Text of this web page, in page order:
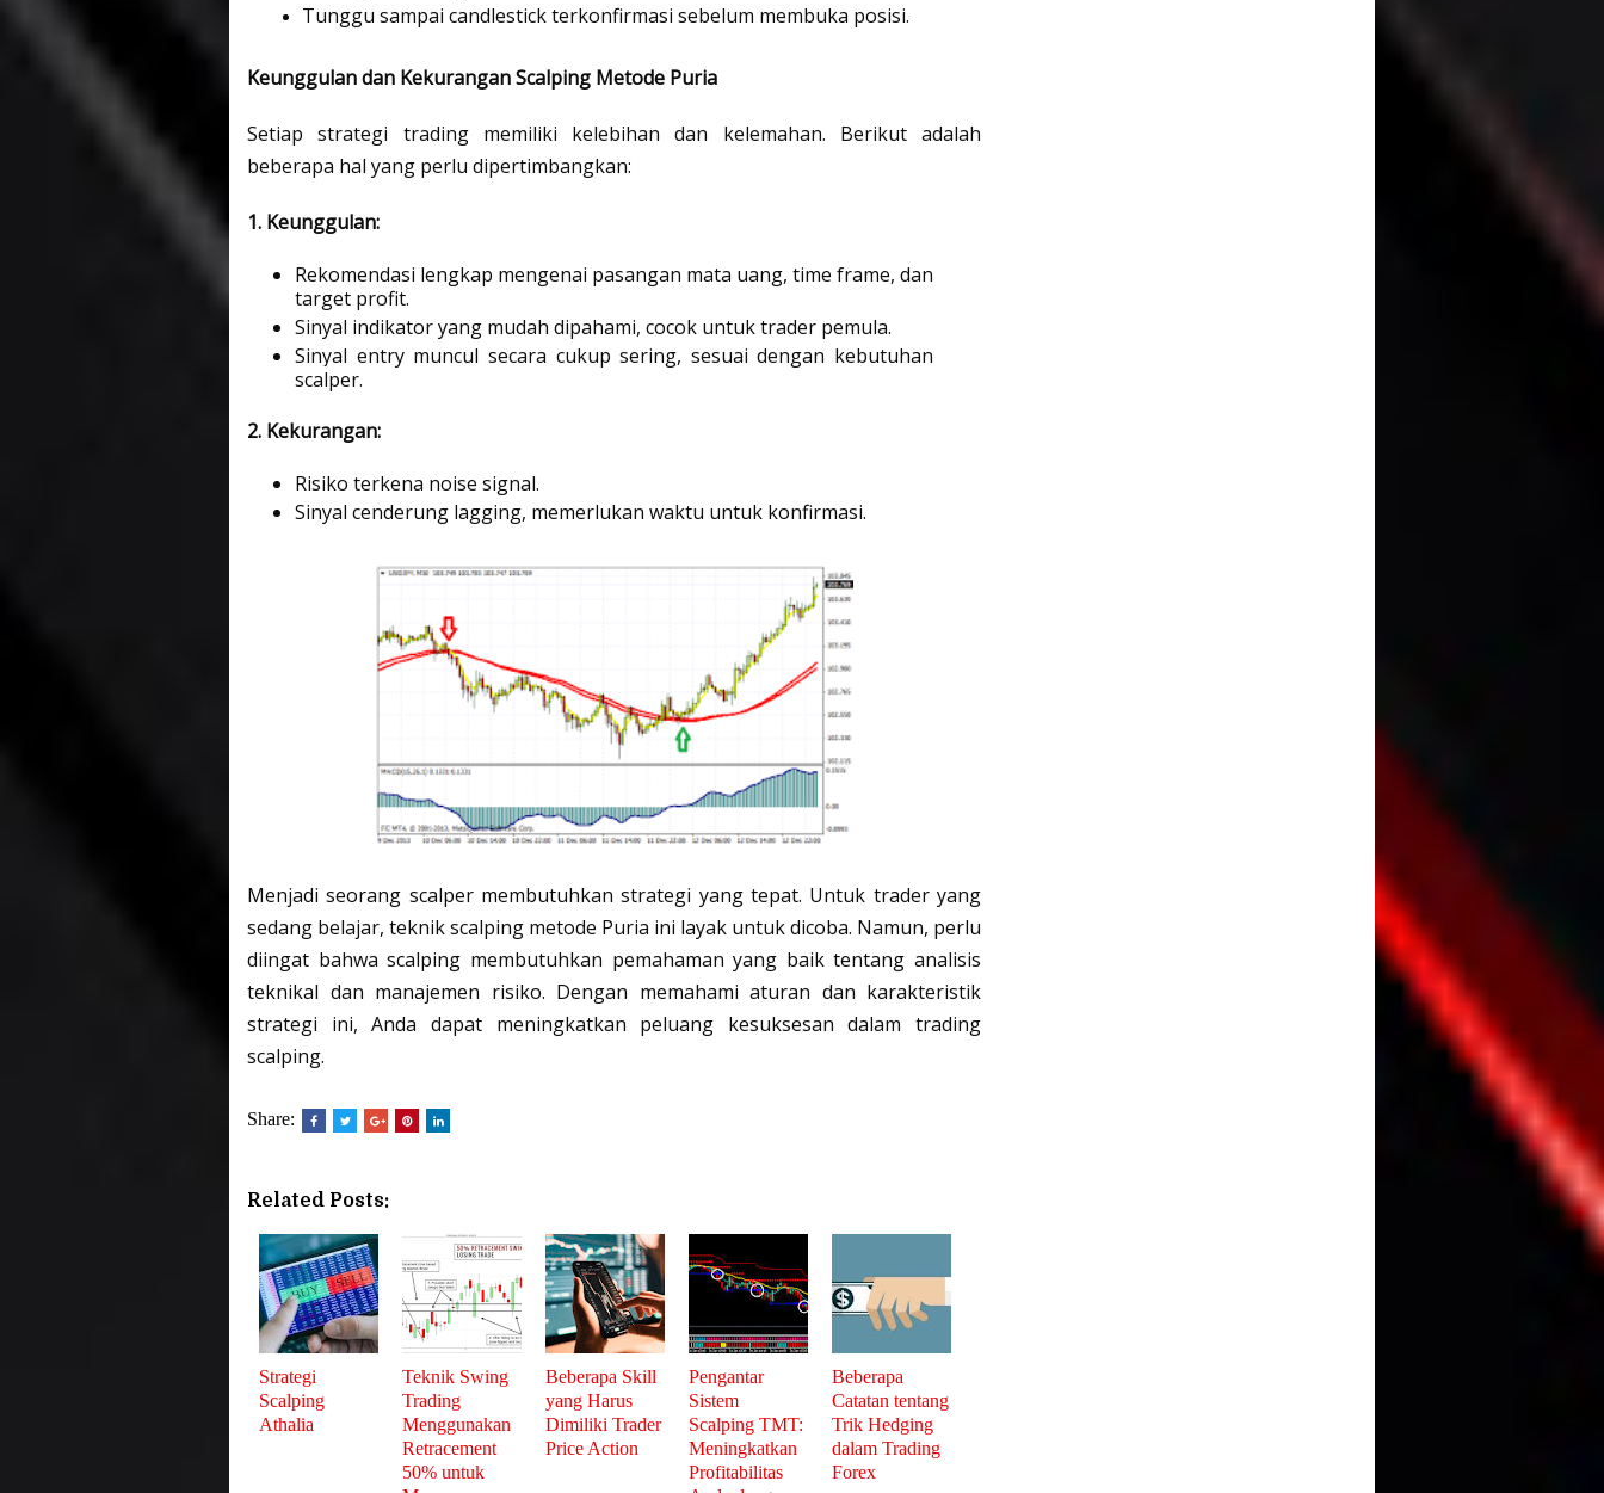
Tunggu sampai candlestick terkonfirmasi sebelum membuka posisi.
Keunggulan dan Kekurangan Scalping Metode Puria
Setiap strategi trading memiliki kelebihan dan kelemahan. Berikut adalah
beberapa hal yang perlu dipertimbangkan:
1. Keunggulan:
Rekomendasi lengkap mengenai pasangan mata uang, time frame, dan
target profit.
Sinyal indikator yang mudah dipahami, cocok untuk trader pemula.
Sinyal entry muncul secara cukup sering, sesuai dengan kebutuhan
scalper.
2. Kekurangan:
Risiko terkena noise signal.
Sinyal cenderung lagging, memerlukan waktu untuk konfirmasi.
Menjadi seorang scalper membutuhkan strategi yang tepat. Untuk trader yang
sedang belajar, teknik scalping metode Puria ini layak untuk dicoba. Namun, perlu
diingat bahwa scalping membutuhkan pemahaman yang baik tentang analisis
teknikal dan manajemen risiko. Dengan memahami aturan dan karakteristik
strategi ini, Anda dapat meningkatkan peluang kesuksesan dalam trading
scalping.
Share:
Related Posts:
Strategi
Scalping
Athalia
Teknik Swing
Trading
Menggunakan
Retracement
50% untuk
Beberapa Skill
yang Harus
Dimiliki Trader
Price Action
Pengantar
Sistem
Scalping TMT:
Meningkatkan
Profitabilitas
Beberapa
Catatan tentang
Trik Hedging
dalam Trading
Forex